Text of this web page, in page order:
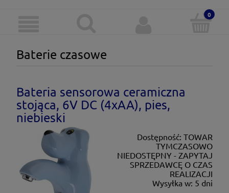
Baterie czasowe
Bateria sensorowa ceramiczna
stojąca, 6V DC (4xAA), pies,
niebieski
Dostępność: TOWAR
TYMCZASOWO
NIEDOSTĘPNY - ZAPYTAJ
SPRZEDAWCĘ O CZAS
REALIZACJI
Wysyłka w: 5 dni